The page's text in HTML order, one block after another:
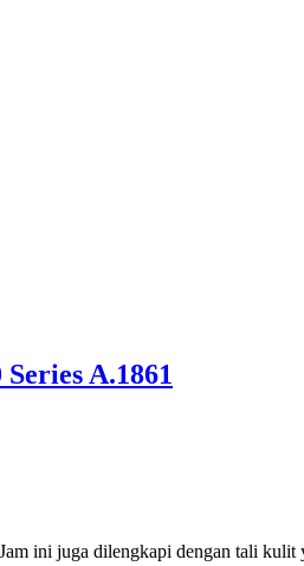
A.1861
ini juga dilengkapi dengan tali